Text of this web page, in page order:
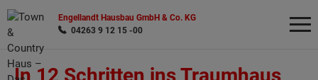
Engellandt Hausbau GmbH & Co. KG
04263 9 12 15 -00